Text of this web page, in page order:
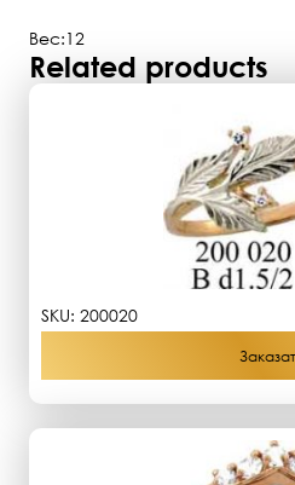
Вес:12
Related products
SKU: 200020